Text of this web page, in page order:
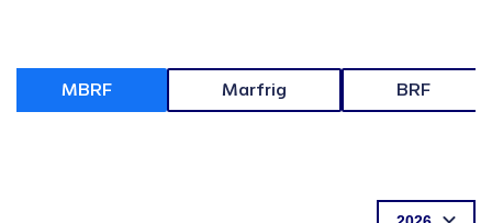
MBRF Marfrig BRF